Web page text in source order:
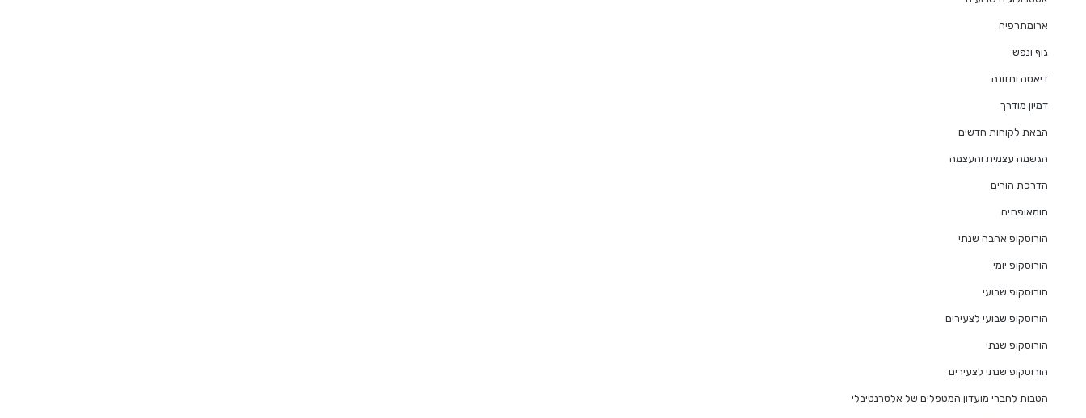
ארומתרפיה
גוף ונפש
דיאטה ותזונה
דמיון מודרך
הבאת לקוחות חדשים
הגשמה עצמית והעצמה
הדרכת הורים
הומאופתיה
הורוסקופ אהבה שנתי
הורוסקופ יומי
הורוסקופ שבועי
הורוסקופ שבועי לצעירים
הורוסקופ שנתי
הורוסקופ שנתי לצעירים
הטבות לחברי מועדון המטפלים של אלטרנטיבלי